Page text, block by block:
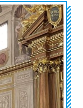
Audio-
Player